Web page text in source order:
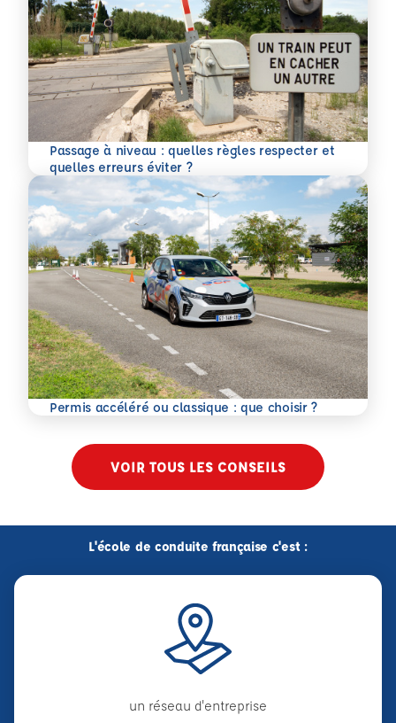
Passage à niveau : quelles règles respecter et
quelles erreurs éviter ?
En savoir plus
Permis accéléré ou classique : que choisir ?
En savoir plus
VOIR TOUS LES CONSEILS
L'école de conduite française c'est :
un réseau d'entreprise